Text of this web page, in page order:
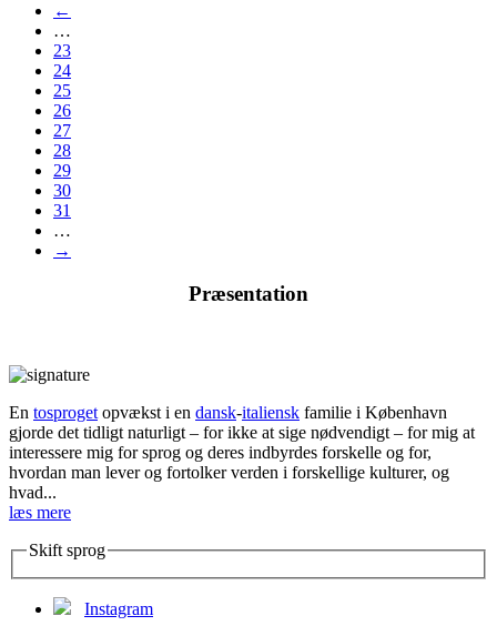
←
…
23
24
25
26
27
28
29
30
31
…
→
Præsentation
En tosproget opvækst i en dansk-italiensk familie i København
gjorde det tidligt naturligt – for ikke at sige nødvendigt – for mig at
interessere mig for sprog og deres indbyrdes forskelle og for,
hvordan man lever og fortolker verden i forskellige kulturer, og
hvad...
læs mere
Skift sprog
Instagram